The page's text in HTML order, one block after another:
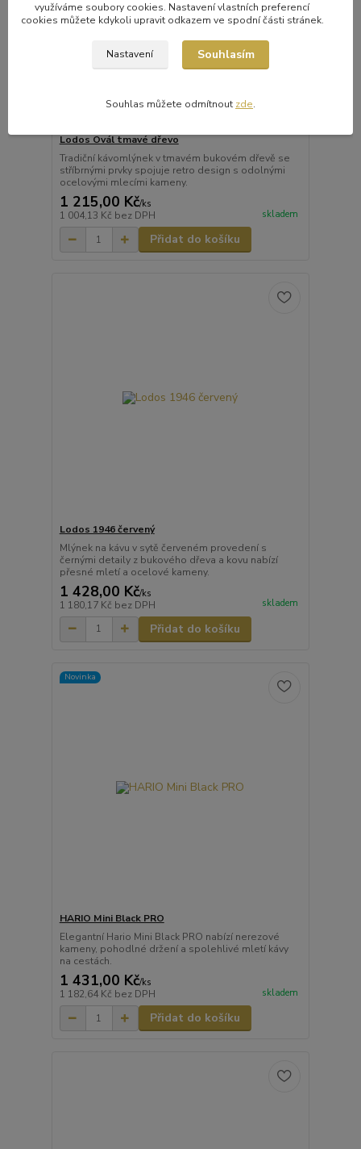
Lodos Ovál tmavé dřevo
Tradiční kávomlýnek v tmavém bukovém dřevě se
stříbrnými prvky spojuje retro design s odolnými
ocelovými mlecími kameny.
1 215,00 Kč/ks
1 004,13 Kč bez DPH skladem
Přidat do košíku
Lodos 1946 červený
Mlýnek na kávu v sytě červeném provedení s
černými detaily z bukového dřeva a kovu nabízí
přesné mletí a ocelové kameny.
1 428,00 Kč/ks
1 180,17 Kč bez DPH skladem
Přidat do košíku
Novinka
HARIO Mini Black PRO
Elegantní Hario Mini Black PRO nabízí nerezové
kameny, pohodlné držení a spolehlivé mletí kávy
na cestách.
1 431,00 Kč/ks
1 182,64 Kč bez DPH skladem
Přidat do košíku
využíváme soubory cookies. Nastavení vlastních preferencí
cookies můžete kdykoli upravit odkazem ve spodní části stránek.
Nastavení Souhlasím
Souhlas můžete odmítnout zde.